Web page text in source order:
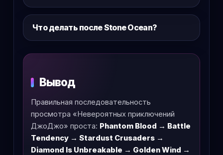
Что делать после Stone Ocean?
Вывод
Правильная последовательность
просмотра «Невероятных приключений
ДжоДжо» проста: Phantom Blood → Battle
Tendency → Stardust Crusaders →
Diamond Is Unbreakable → Golden Wind →